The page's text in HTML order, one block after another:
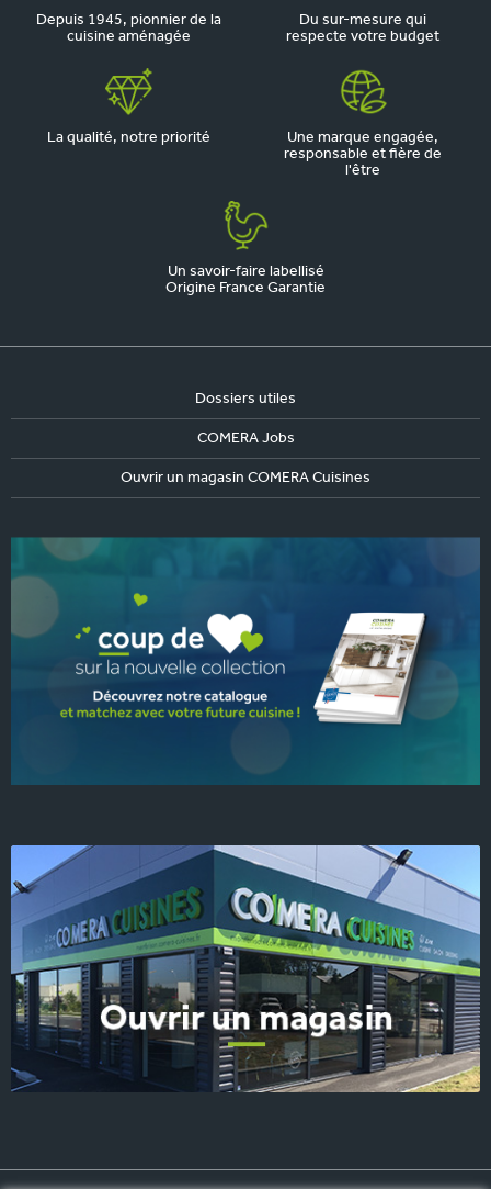
Depuis 1945, pionnier de la
cuisine aménagée
Du sur-mesure qui
respecte votre budget
La qualité, notre priorité
Une marque engagée,
responsable et fière de
l'être
Un savoir-faire labellisé
Origine France Garantie
Dossiers utiles
COMERA Jobs
Ouvrir un magasin COMERA Cuisines